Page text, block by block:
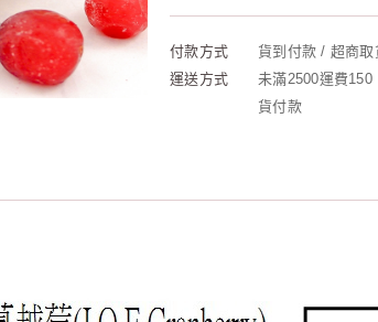
付款方式
貨到付款 / 超商
運送方式
未滿2500運費
貨付款